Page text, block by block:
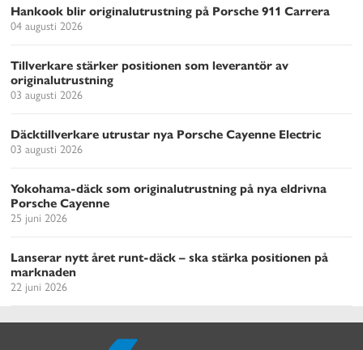
Hankook blir originalutrustning på Porsche 911 Carrera
04 augusti 2026
Tillverkare stärker positionen som leverantör av
originalutrustning
03 augusti 2026
Däcktillverkare utrustar nya Porsche Cayenne Electric
03 augusti 2026
Yokohama-däck som originalutrustning på nya eldrivna
Porsche Cayenne
25 juni 2026
Lanserar nytt året runt-däck – ska stärka positionen på
marknaden
22 juni 2026